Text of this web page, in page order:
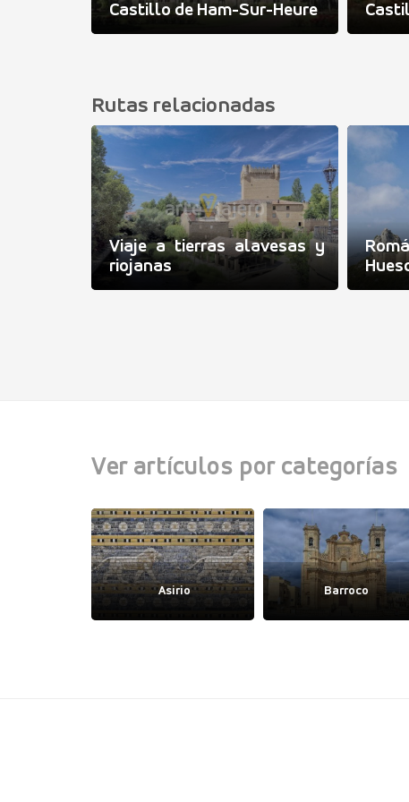
Castillo de Ham-Sur-Heure
Rutas relacionadas
Viaje a tierras alavesas y
riojanas
Ver artículos por categorías
Asirio Barroco